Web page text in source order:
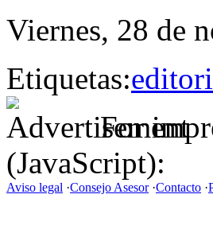
Viernes, 28 de
Etiquetas:
For
(JavaScript):
Aviso legal ·Consejo Asesor·Contacto ·